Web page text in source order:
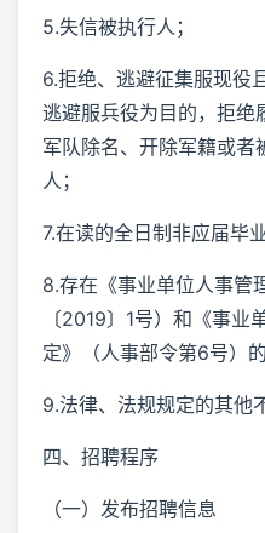
5.失信被执行人；
6.拒绝、逃避征集服现役
逃避服兵役为目的，拒绝
军队除名、开除军籍或者
人；
7.在读的全日制非应届毕业
8.存在《事业单位人事管
〔2019〕1号）和《事
定》（人事部令第6号）
9.法律、法规规定的其他
四、招聘程序
（一）发布招聘信息